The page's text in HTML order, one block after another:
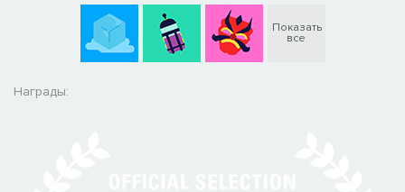
Показать
все
Награды: